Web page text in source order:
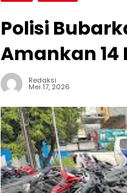
Polisi
Amankan 14
Redaksi
Mei 17, 2026